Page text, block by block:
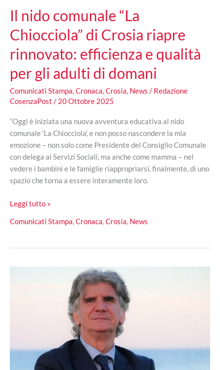
Il nido comunale “La
Chiocciola” di Crosia riapre
rinnovato: efficienza e qualità
per gli adulti di domani
Comunicati Stampa,Cronaca,Crosia, News / Redazione
CosenzaPost / 20 Ottobre 2025
“Oggi è iniziata una nuova avventura educativa al nido
comunale ‘La Chiocciola’, e non posso nascondere la mia
emozione – non solo come Presidente del Consiglio Comunale
con delega ai Servizi Sociali, ma anche come mamma – nel
vedere i bambini e le famiglie riappropriarsi, finalmente, di uno
spazio che torna a essere interamente loro.
Il
comunale
Chiocciola”
Leggi tutto »
Comunicati Stampa,Cronaca,Crosia, News